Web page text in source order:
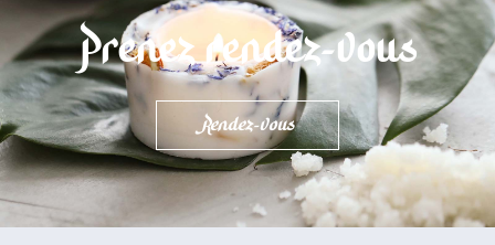
Prenez rendez-vous
Rendez-vous